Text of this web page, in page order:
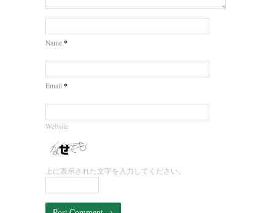
Name *
Email *
Website
上に表示された文字を入力してください。